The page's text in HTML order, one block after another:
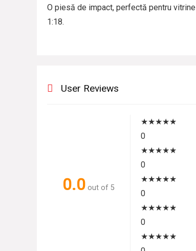
O piesă de impact, perfectă pentru
1:18.
User Reviews
0.0 out of 5
★★★★★
0
★★★★★
0
★★★★★
0
★★★★★
0
★★★★★